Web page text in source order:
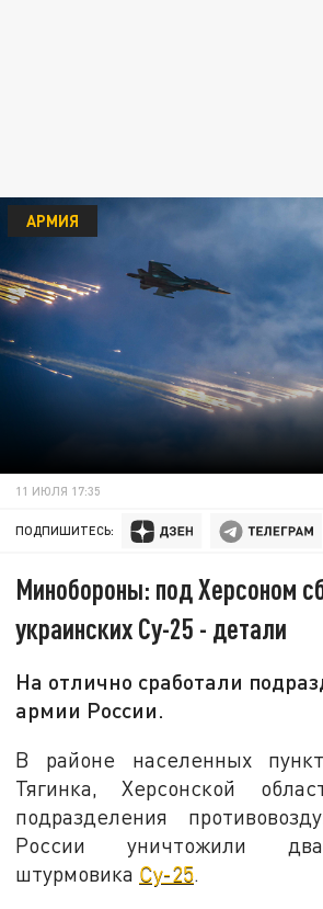
АРМИЯ
11 ИЮЛЯ 17:35
ПОДПИШИТЕСЬ:
Минобороны: под Херсоном
украинских Су-25 - детали
На отлично сработали
армии России.
В районе населенных
Тягинка, Херсонской
подразделения
России уничтожили
штурмовика Су-25.